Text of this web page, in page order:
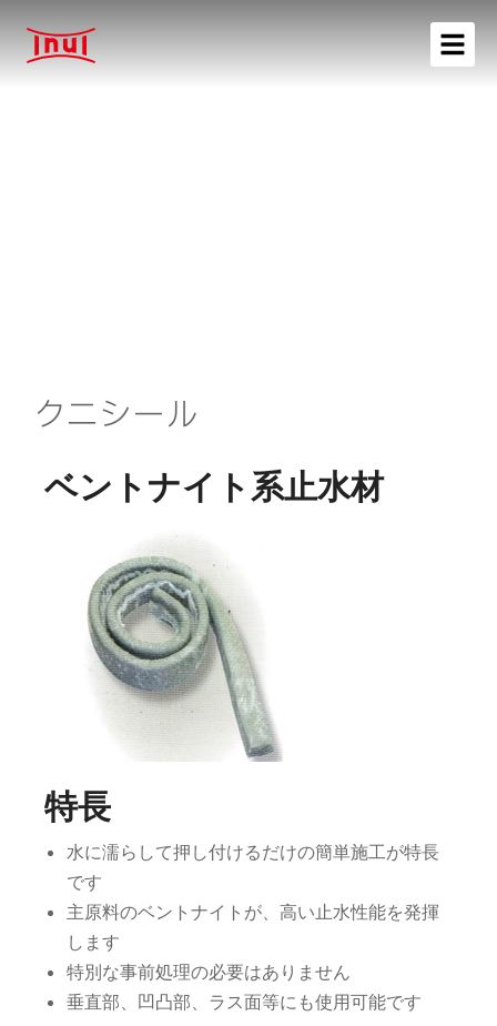
クニシール
ベントナイト系止水材
特長
水に濡らして押し付けるだけの簡単施工が特長
です
主原料のベントナイトが、高い止水性能を発揮
します
特別な事前処理の必要はありません
垂直部、凹凸部、ラス面等にも使用可能です